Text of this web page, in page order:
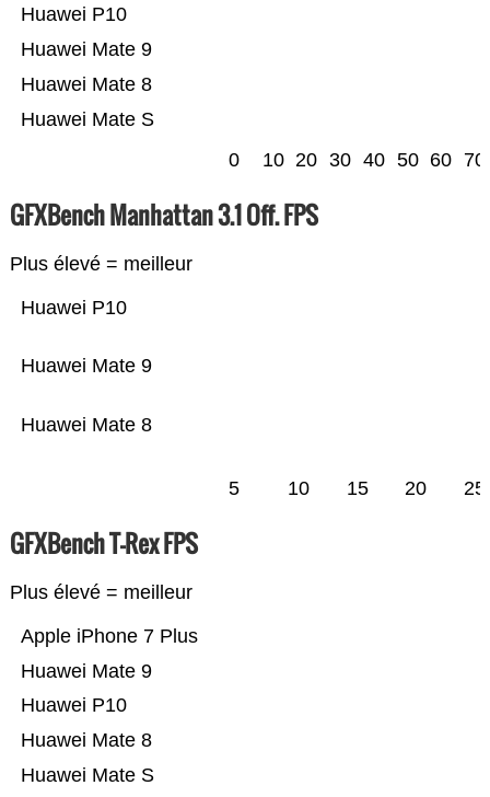
Huawei Mate S
Huawei Mate 8
Huawei Mate 9
Huawei P10
0 10 20 30 40 50 60 70
GFXBench Manhattan 3.1 Off. FPS
Plus élevé = meilleur
Huawei Mate 8
Huawei Mate 9
Huawei P10
5 10 15 20 25
GFXBench T-Rex FPS
Plus élevé = meilleur
Huawei Mate S
Huawei Mate 8
Huawei P10
Huawei Mate 9
Apple iPhone 7 Plus